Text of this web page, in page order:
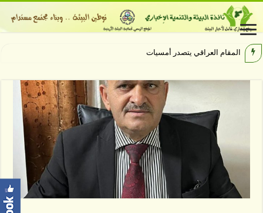
المقام العراقي يتصدر أمسيات الهيبودرو